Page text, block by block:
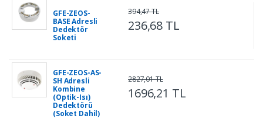
GFE-ZEOS-
BASE Adresli
Dedektör
Soketi
236,68 TL
394,47 TL
GFE-ZEOS-AS-
SH Adresli
Kombine
(Optik-Isı)
Dedektörü
(Soket Dahil)
1696,21 TL
2827,01 TL